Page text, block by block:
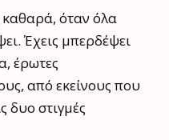
καθαρά, όταν όλα
Έχεις μπερδέψει
έρωτες
από εκείνους που
δυο στιγμές